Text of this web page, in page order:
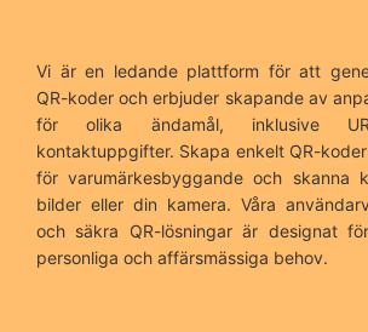
Vi är en ledande plattform för att
QR-koder och erbjuder skapande av
för olika ändamål, inklusive
kontaktuppgifter. Skapa enkelt QR-
för varumärkesbyggande och skanna
bilder eller din kamera. Våra
och säkra QR-lösningar är designat
personliga och affärsmässiga behov.